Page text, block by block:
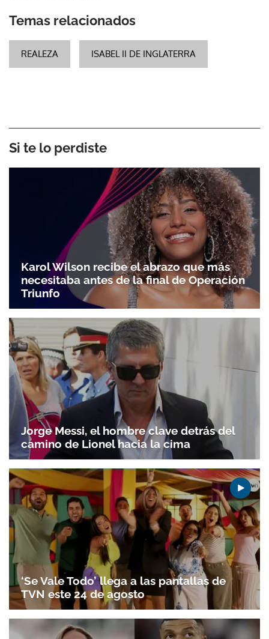
Temas relacionados
REALEZA ISABEL II DE INGLATERRA
Si te lo perdiste
Karol Wilson recibe el abrazo que más
necesitaba antes de la final de Operación
Triunfo
Jorge Messi, el hombre clave detrás del
camino de Lionel hacia la cima
‘Se Vale Todo’ llega a las pantallas de
TVN este 24 de agosto